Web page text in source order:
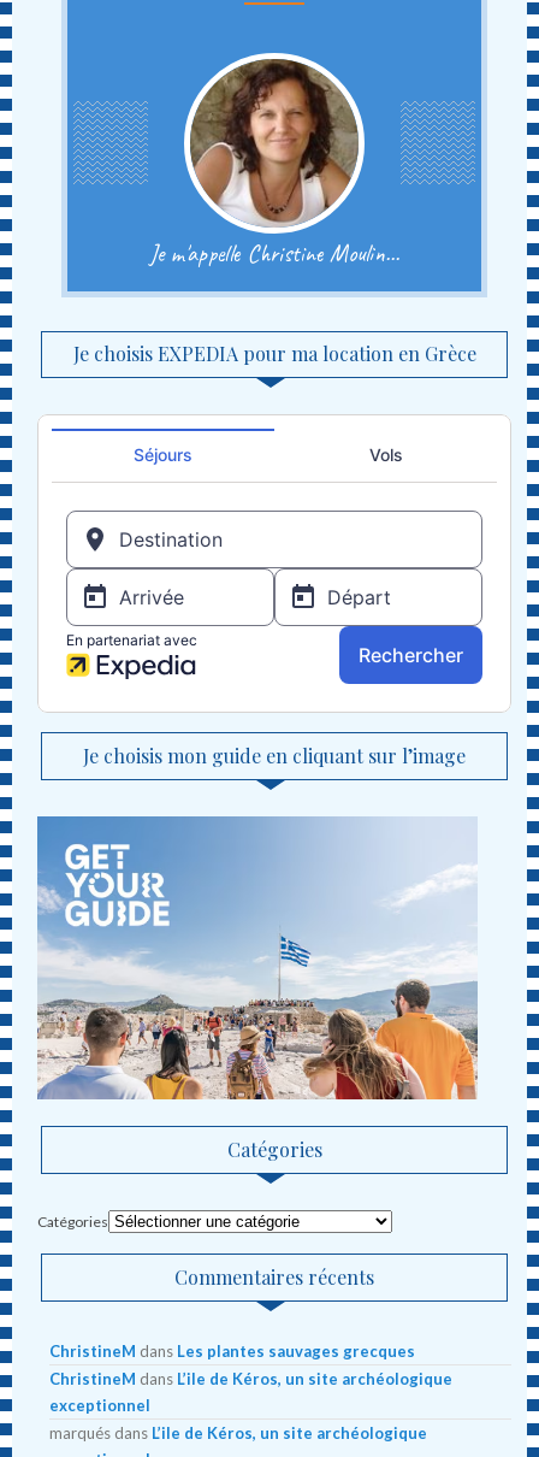
Je m'appelle Christine Moulin...
Je choisis EXPEDIA pour ma location en Grèce
Je choisis mon guide en cliquant sur l’image
Catégories
Catégories
Commentaires récents
ChristineM dans Les plantes sauvages grecques
ChristineM dans L’ile de Kéros, un site archéologique
exceptionnel
marqués dans L’ile de Kéros, un site archéologique